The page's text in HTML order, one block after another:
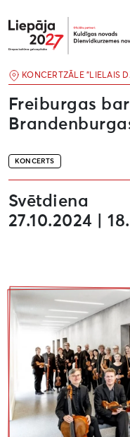
Liepāja2027
KONCERTS
Freiburgas
KONCERTZĀLE "LIELAIS
Svētdiena
27.10.2024 |